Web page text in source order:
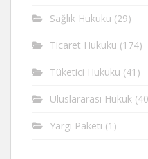
Sağlık Hukuku (29)
Ticaret Hukuku (174)
Tüketici Hukuku (41)
Uluslararası Hukuk
Yargı Paketi (1)